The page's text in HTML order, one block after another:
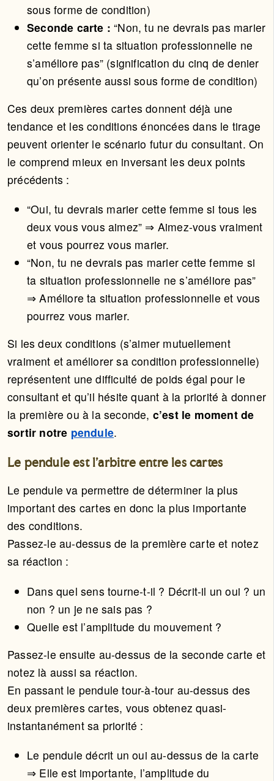
sous forme de condition)
Seconde carte : “Non, tu ne devrais pas marier
cette femme si ta situation professionnelle ne
s’améliore pas” (signification du cinq de denier
qu’on présente aussi sous forme de condition)
Ces deux premières cartes donnent déjà une
tendance et les conditions énoncées dans le tirage
peuvent orienter le scénario futur du consultant. On
le comprend mieux en inversant les deux points
précédents :
“Oui, tu devrais marier cette femme si tous les
deux vous vous aimez” ⇒ Aimez-vous vraiment
et vous pourrez vous marier.
“Non, tu ne devrais pas marier cette femme si
ta situation professionnelle ne s’améliore pas”
⇒ Améliore ta situation professionnelle et vous
pourrez vous marier.
Si les deux conditions (s’aimer mutuellement
vraiment et améliorer sa condition professionnelle)
représentent une difficulté de poids égal pour le
consultant et qu’il hésite quant à la priorité à donner
la première ou à la seconde, c’est le moment de
sortir notre pendule.
Le pendule est l’arbitre entre les cartes
Le pendule va permettre de déterminer la plus
important des cartes en donc la plus importante
des conditions.
Passez-le au-dessus de la première carte et notez
sa réaction :
Dans quel sens tourne-t-il ? Décrit-il un oui ? un
non ? un je ne sais pas ?
Quelle est l’amplitude du mouvement ?
Passez-le ensuite au-dessus de la seconde carte et
notez là aussi sa réaction.
En passant le pendule tour-à-tour au-dessus des
deux premières cartes, vous obtenez quasi-
instantanément sa priorité :
Le pendule décrit un oui au-dessus de la carte
⇒ Elle est importante, l’amplitude du